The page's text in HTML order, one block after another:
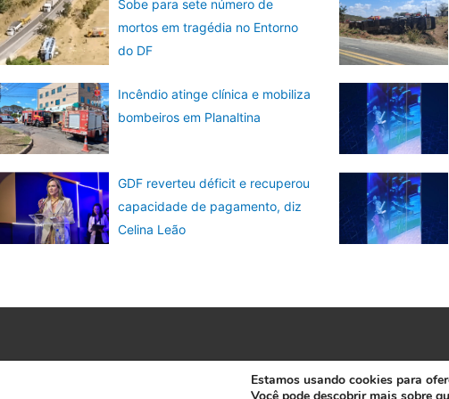
Sobe para sete número de
mortos em tragédia no Entorno
do DF
Incêndio atinge clínica e mobiliza
bombeiros em Planaltina
GDF reverteu déficit e recuperou
capacidade de pagamento, diz
Celina Leão
Estamos usando cookies para